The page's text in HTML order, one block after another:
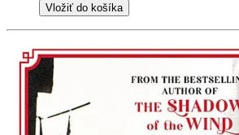
Vložiť do košíka